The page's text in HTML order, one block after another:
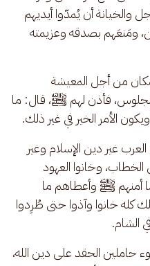
والخيانة أن يُمدّوا أيديهم
ومَنعَهم بصدقه وعزيمته
من أجل المعيشة
فأذن لهم ﷺ، قال: ما
الأمر الخير في غير ذلك.
غير دين الإسلام وغير
وخانوا العهود
ما أمنهم ﷺ وأعطاهم ما
كله خانوا وآذوا حتى طُرِدوا
الشام.
حاملين الحقد على دين الله،